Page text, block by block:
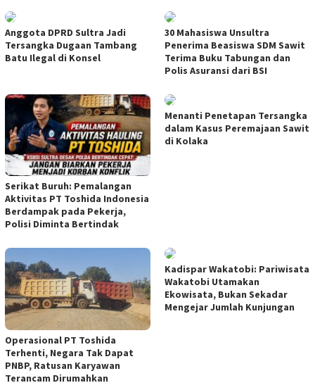
Anggota DPRD Sultra Jadi
Tersangka Dugaan Tambang
Batu Ilegal di Konsel
30 Mahasiswa Unsultra
Penerima Beasiswa SDM Sawit
Terima Buku Tabungan dan
Polis Asuransi dari BSI
Serikat Buruh: Pemalangan
Aktivitas PT Toshida Indonesia
Berdampak pada Pekerja,
Polisi Diminta Bertindak
Menanti Penetapan Tersangka
dalam Kasus Peremajaan Sawit
di Kolaka
Operasional PT Toshida
Terhenti, Negara Tak Dapat
PNBP, Ratusan Karyawan
Terancam Dirumahkan
Kadispar Wakatobi: Pariwisata
Wakatobi Utamakan
Ekowisata, Bukan Sekadar
Mengejar Jumlah Kunjungan